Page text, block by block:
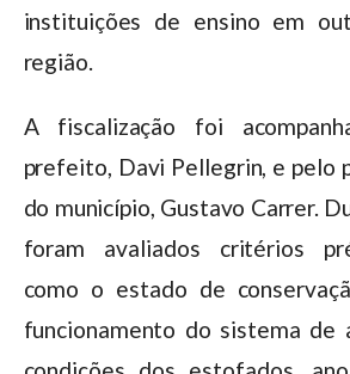
instituições de ensino em
região.
A fiscalização foi
prefeito, Davi Pellegrin, e pelo
do município, Gustavo Carrer.
foram avaliados critérios
como o estado de
funcionamento do sistema de